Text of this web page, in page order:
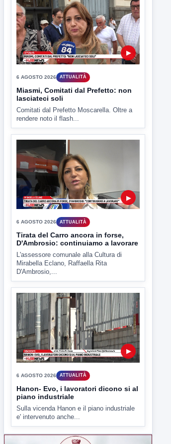
▶
6 AGOSTO 2026 ATTUALITÀ
Miasmi, Comitati dal Prefetto: non
lasciateci soli
Comitati dal Prefetto Moscarella. Oltre a
rendere noto il flash...
▶
6 AGOSTO 2026 ATTUALITÀ
Tirata del Carro ancora in forse,
D'Ambrosio: continuiamo a lavorare
L'assessore comunale alla Cultura di
Mirabella Eclano, Raffaella Rita
D'Ambrosio,...
▶
6 AGOSTO 2026 ATTUALITÀ
Hanon- Evo, i lavoratori dicono si al
piano industriale
Sulla vicenda Hanon e il piano industriale
e' intervenuto anche...